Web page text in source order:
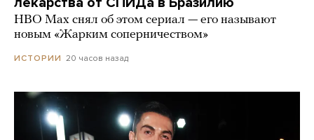
HBO Max снял об этом сериал — его называют
новым «Жарким соперничеством»
ИСТОРИИ 20 часов назад